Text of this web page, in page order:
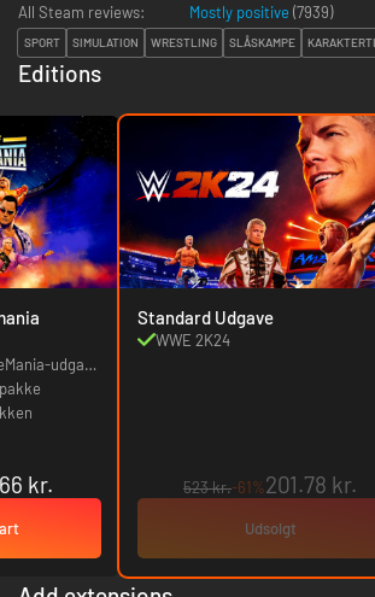
All Steam reviews:
Mostly positive (7939)
SPORT SIMULATION WRESTLING SLÅSKAMPE
Editions
udgave
i
kr.
Standard Udgave
WWE 2K24
523 kr.-61%201.78 kr.
Udsolgt